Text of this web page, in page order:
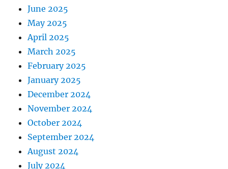
June 2025
May 2025
April 2025
March 2025
February 2025
January 2025
December 2024
November 2024
October 2024
September 2024
August 2024
July 2024